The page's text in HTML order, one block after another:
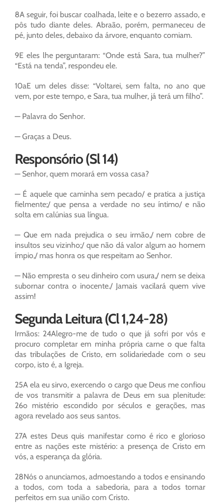
8A seguir, foi buscar coalhada, leite e o bezerro assado, e
pôs tudo diante deles. Abraão, porém, permaneceu de
pé, junto deles, debaixo da árvore, enquanto comiam.
9E eles lhe perguntaram: “Onde está Sara, tua mulher?”
“Está na tenda”, respondeu ele.
10aE um deles disse: “Voltarei, sem falta, no ano que
vem, por este tempo, e Sara, tua mulher, já terá um filho”.
— Palavra do Senhor.
— Graças a Deus.
Responsório (Sl 14)
— Senhor, quem morará em vossa casa?
— É aquele que caminha sem pecado/ e pratica a justiça
fielmente;/ que pensa a verdade no seu íntimo/ e não
solta em calúnias sua língua.
— Que em nada prejudica o seu irmão,/ nem cobre de
insultos seu vizinho;/ que não dá valor algum ao homem
ímpio,/ mas honra os que respeitam ao Senhor.
— Não empresta o seu dinheiro com usura,/ nem se deixa
subornar contra o inocente./ Jamais vacilará quem vive
assim!
Segunda Leitura (Cl 1,24-28)
Irmãos: 24Alegro-me de tudo o que já sofri por vós e
procuro completar em minha própria carne o que falta
das tribulações de Cristo, em solidariedade com o seu
corpo, isto é, a Igreja.
25A ela eu sirvo, exercendo o cargo que Deus me confiou
de vos transmitir a palavra de Deus em sua plenitude:
26o mistério escondido por séculos e gerações, mas
agora revelado aos seus santos.
27A estes Deus quis manifestar como é rico e glorioso
entre as nações este mistério: a presença de Cristo em
vós, a esperança da glória.
28Nós o anunciamos, admoestando a todos e ensinando
a todos, com toda a sabedoria, para a todos tornar
perfeitos em sua união com Cristo.